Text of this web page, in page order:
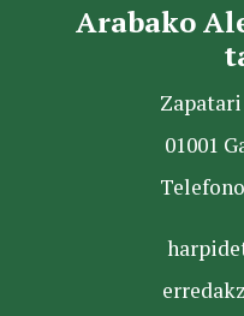
Arabako
Zapatari
01001